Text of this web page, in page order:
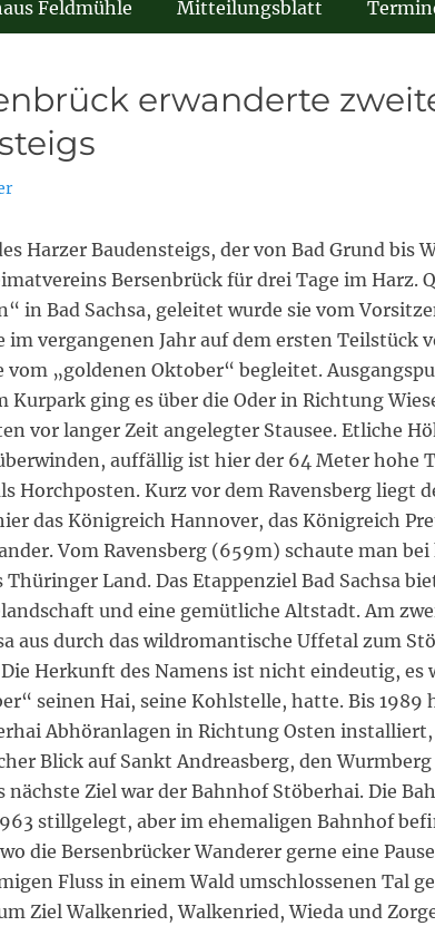
Feldmühle Mitteilungsblatt
erwanderte
Harzer Baudensteigs, der von Bad Grund bis
Bersenbrück für drei Tage im Harz.
in Bad Sachsa, geleitet wurde sie vom
vergangenen Jahr auf dem ersten Teilstück
vom „goldenen Oktober“ begleitet.
Kurpark ging es über die Oder in Richtung
vor langer Zeit angelegter Stausee. Etliche
auffällig ist hier der 64 Meter hohe
Horchposten. Kurz vor dem Ravensberg liegt
das Königreich Hannover, das Königreich
Vom Ravensberg (659m) schaute man
Land. Das Etappenziel Bad Sachsa
und eine gemütliche Altstadt. Am
aus durch das wildromantische Uffetal zum
Herkunft des Namens ist nicht eindeutig, es
seinen Hai, seine Kohlstelle, hatte. Bis 1989
Abhöranlagen in Richtung Osten
Blick auf Sankt Andreasberg, den
Ziel war der Bahnhof Stöberhai. Die
stillgelegt, aber im ehemaligen Bahnhof
die Bersenbrücker Wanderer gerne eine
Fluss in einem Wald umschlossenen Tal
Ziel Walkenried, Walkenried, Wieda und